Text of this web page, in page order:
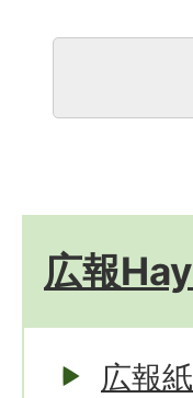
広報
広報